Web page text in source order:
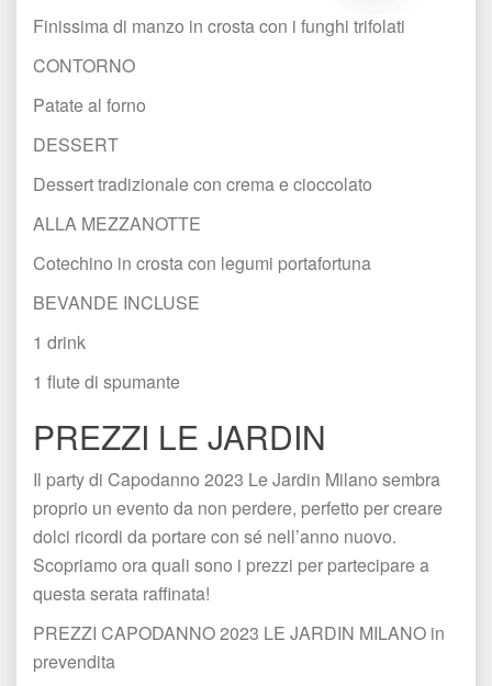
Finissima di manzo in crosta con i funghi trifolati
CONTORNO
Patate al forno
DESSERT
Dessert tradizionale con crema e cioccolato
ALLA MEZZANOTTE
Cotechino in crosta con legumi portafortuna
BEVANDE INCLUSE
1 drink
1 flute di spumante
PREZZI LE JARDIN
Il party di Capodanno 2023 Le Jardin Milano sembra
proprio un evento da non perdere, perfetto per creare
dolci ricordi da portare con sé nell’anno nuovo.
Scopriamo ora quali sono i prezzi per partecipare a
questa serata raffinata!
PREZZI CAPODANNO 2023 LE JARDIN MILANO in
prevendita